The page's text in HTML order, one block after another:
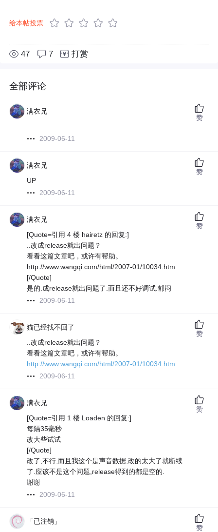
给本帖投票
47 7 打赏
全部评论
满衣兄
2009-06-11
赞
满衣兄
UP
2009-06-11
赞
满衣兄
[Quote=引用 4 楼 hairetz 的回复:]
..改成release就出问题？
看看这篇文章吧，或许有帮助。
http://www.wangqi.com/html/2007-01/10034.htm
[/Quote]
是的.成release就出问题了.而且还不好调试.郁闷
2009-06-11
赞
猫已经找不回了
..改成release就出问题？
看看这篇文章吧，或许有帮助。
http://www.wangqi.com/html/2007-01/10034.htm
2009-06-11
赞
满衣兄
[Quote=引用 1 楼 Loaden 的回复:]
每隔35毫秒
改大些试试
[/Quote]
改了,不行,而且我这个是声音数据,改的太大了就断续
了.应该不是这个问题,release得到的都是空的.
谢谢
2009-06-11
赞
「已注销」
赞